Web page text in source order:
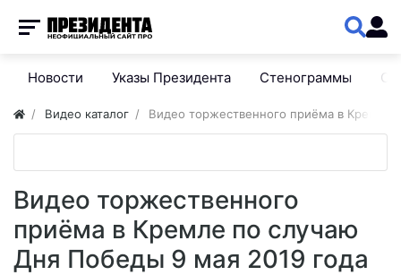
Новости Указы Президента Стенограммы
Видео каталог Видео торжественного приёма в Кремле
Видео торжественного
приёма в Кремле по случаю
Дня Победы 9 мая 2019 года